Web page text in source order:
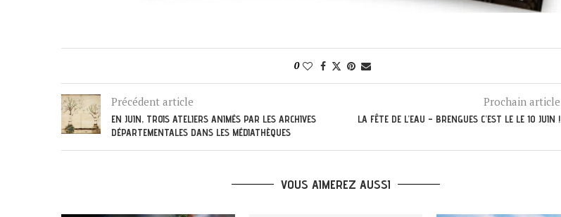
0
Précédent article
EN JUIN, TROIS ATELIERS ANIMÉS PAR LES ARCHIVES
DÉPARTEMENTALES DANS LES MÉDIATHÈQUES
Prochain article
LA FÊTE DE L’EAU – BRENGUES C’EST LE LE 10 JUIN !
VOUS AIMEREZ AUSSI